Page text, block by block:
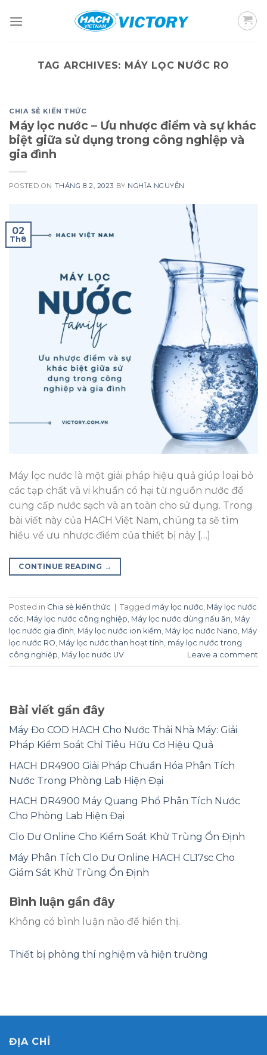
TAG ARCHIVES: MÁY LỌC NƯỚC RO
CHIA SẺ KIẾN THỨC
Máy lọc nước – Ưu nhược điểm và sự khác
biệt giữa sử dụng trong công nghiệp và
gia đình
POSTED ON THÁNG 8 2, 2023 BY NGHĨA NGUYỄN
02
Th8
Máy lọc nước là một giải pháp hiệu quả giúp loại bỏ
các tạp chất và vi khuẩn có hại từ nguồn nước để
cung cấp nước sạch và an toàn cho sử dụng. Trong
bài viết này của HACH Việt Nam, chúng ta sẽ tìm
hiểu về ưu nhược điểm của thiết bị này […]
CONTINUE READING →
Posted in Chia sẻ kiến thức Tagged máy lọc nước Máy lọc nước
cốc Máy lọc nước công nghiệp Máy lọc nước dùng nấu ăn Máy
lọc nước gia đình Máy lọc nước ion kiềm Máy lọc nước Nano Máy
lọc nước RO Máy lọc nước than hoạt tính máy lọc nước trong
công nghiệp Máy lọc nước UV Leave a comment
Bài viết gần đây
Máy Đo COD HACH Cho Nước Thải Nhà Máy: Giải
Pháp Kiểm Soát Chỉ Tiêu Hữu Cơ Hiệu Quả
HACH DR4900 Giải Pháp Chuẩn Hóa Phân Tích
Nước Trong Phòng Lab Hiện Đại
HACH DR4900 Máy Quang Phổ Phân Tích Nước
Cho Phòng Lab Hiện Đại
Clo Dư Online Cho Kiểm Soát Khử Trùng Ổn Định
Máy Phân Tích Clo Dư Online HACH CL17sc Cho
Giám Sát Khử Trùng Ổn Định
Bình luận gần đây
Không có bình luận nào để hiển thị.
Thiết bị phòng thí nghiệm và hiện trường
ĐỊA CHỈ